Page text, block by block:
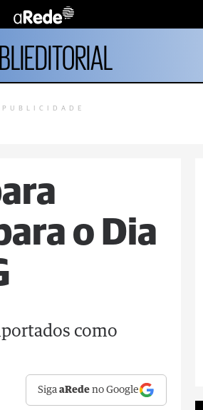
PUBLICIDADE
o Dia
como
SigaaRede no Google